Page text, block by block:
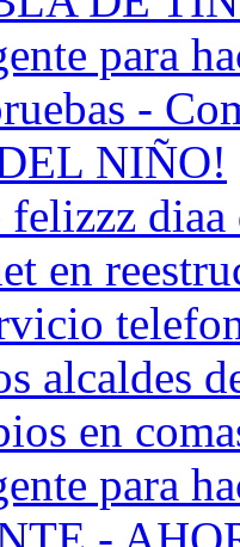
para
-
NIÑO!
en
alcaldes
en
para